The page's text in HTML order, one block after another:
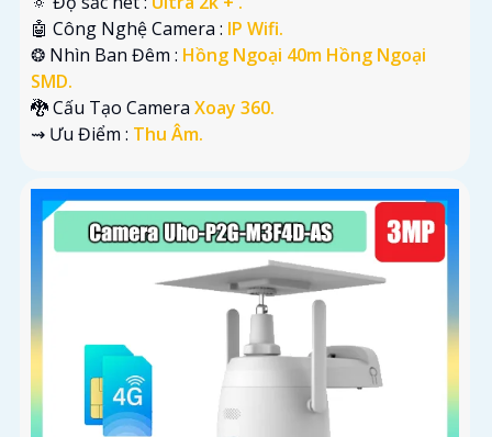
🤖️ Công Nghệ Camera : IP Wifi.
❂ Nhìn Ban Đêm : Hồng Ngoại 40m Hồng Ngoại
SMD.
🐉️ Cấu Tạo Camera Xoay 360.
️⇝ Ưu Điểm : Thu Âm.